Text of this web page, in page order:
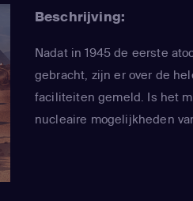
Beschrijving:
Nadat in 1945 de eerste
gebracht, zijn er over de
faciliteiten gemeld. Is het
nucleaire mogelijkheden